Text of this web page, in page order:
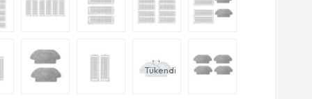
Tükendi